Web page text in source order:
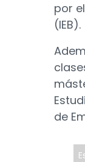
por
(IEB).
de